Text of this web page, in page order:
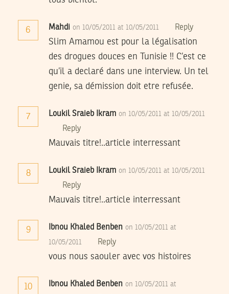
6 Mahdi on 10/05/2011 at 10/05/2011 Reply
Slim Amamou est pour la légalisation
des drogues douces en Tunisie !! C’est ce
qu’il a declaré dans une interview. Un tel
genie, sa démission doit etre refusée.
7 Loukil Sraieb Ikram on 10/05/2011 at 10/05/2011
Reply
Mauvais titre!..article interressant
8 Loukil Sraieb Ikram on 10/05/2011 at 10/05/2011
Reply
Mauvais titre!..article interressant
9 Ibnou Khaled Benben on 10/05/2011 at
10/05/2011 Reply
vous nous saouler avec vos histoires
10 Ibnou Khaled Benben on 10/05/2011 at